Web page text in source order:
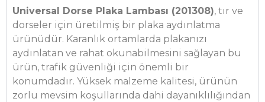
Universal Dorse Plaka Lambası (201308), tır ve
dorseler için üretilmiş bir plaka aydınlatma
ürünüdür. Karanlık ortamlarda plakanızı
aydınlatan ve rahat okunabilmesini sağlayan bu
ürün, trafik güvenliği için önemli bir
konumdadır. Yüksek malzeme kalitesi, ürünün
zorlu mevsim koşullarında dahi dayanıklılığından